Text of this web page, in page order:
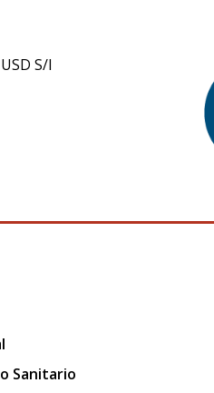
USD S/I
Sanitario